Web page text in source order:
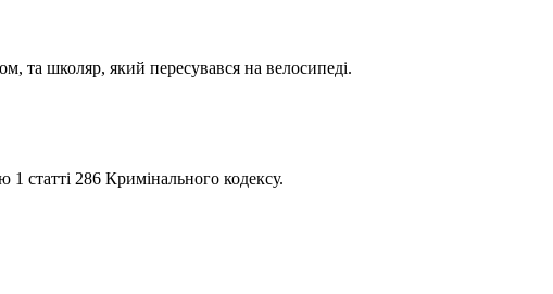
та школяр, який пересувався на велосипеді.
статті 286 Кримінального кодексу.